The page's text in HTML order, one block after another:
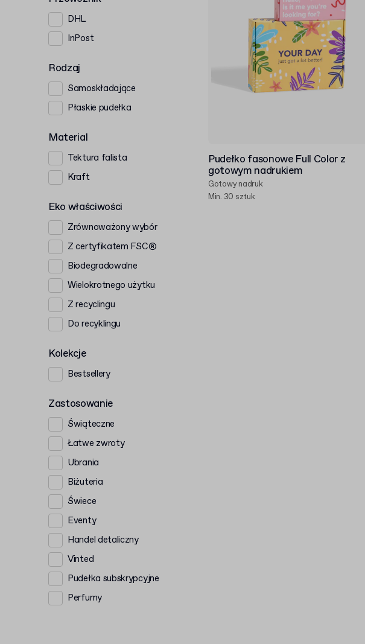
DHL
InPost
Rodzaj
Samoskładające
Płaskie pudełka
Material
Tektura falista
Kraft
Eko właściwości
Zrównoważony wybór
Z certyfikatem FSC®
Biodegradowalne
Wielokrotnego użytku
Z recyclingu
Do recyklingu
Kolekcje
Bestsellery
Zastosowanie
Świąteczne
Łatwe zwroty
Ubrania
Biżuteria
Świece
Eventy
Handel detaliczny
Vinted
Pudełka subskrypcyjne
Perfumy
Pudełko fasonowe Full Color z
gotowym nadrukiem
Gotowy nadruk
Min. 30 sztuk